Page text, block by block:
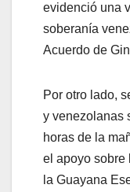
evidenció una
soberanía
Acuerdo de
Por otro lado,
y venezolanas
horas de la
el apoyo sobre
la Guayana